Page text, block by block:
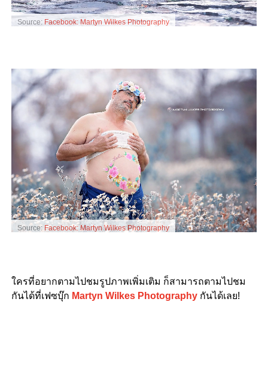
Source: Facebook: Martyn Wilkes Photography
Source: Facebook: Martyn Wilkes Photography
ใครที่อยากตามไปชมรูปภาพเพิ่มเติม ก็สามารถตามไปชม
กันได้ที่เฟซบุ๊ก Martyn Wilkes Photography กันได้เลย!